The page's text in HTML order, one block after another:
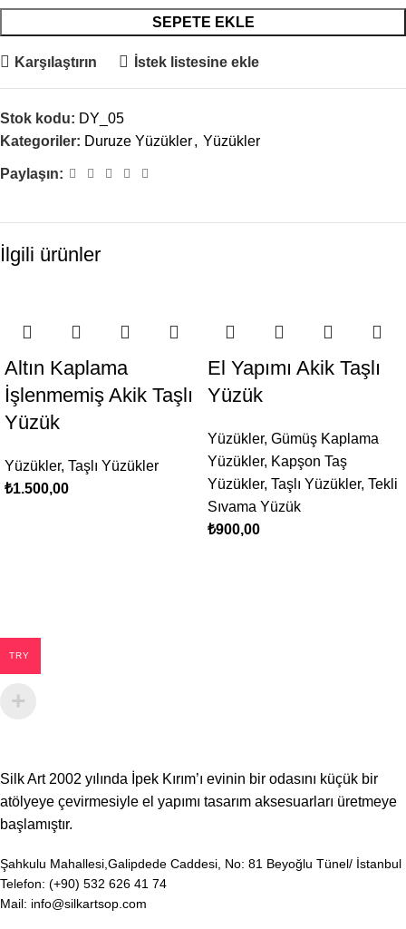
SEPETE EKLE
Karşılaştırın İstek listesine ekle
Stok kodu: DY_05
Kategoriler: Duruze Yüzükler, Yüzükler
Paylaşın:
İlgili ürünler
Altın Kaplama
İşlenmemiş Akik Taşlı
Yüzük
Yüzükler, Taşlı Yüzükler
₺1.500,00
El Yapımı Akik Taşlı
Yüzük
Yüzükler, Gümüş Kaplama
Yüzükler, Kapşon Taş
Yüzükler, Taşlı Yüzükler, Tekli
Sıvama Yüzük
₺900,00
Silk Art 2002 yılında İpek Kırım’ı evinin bir odasını küçük bir
atölyeye çevirmesiyle el yapımı tasarım aksesuarları üretmeye
başlamıştır.
Şahkulu Mahallesi,Galipdede Caddesi, No: 81 Beyoğlu Tünel/ İstanbul
Telefon: (+90) 532 626 41 74
Mail: info@silkartsop.com
TRY